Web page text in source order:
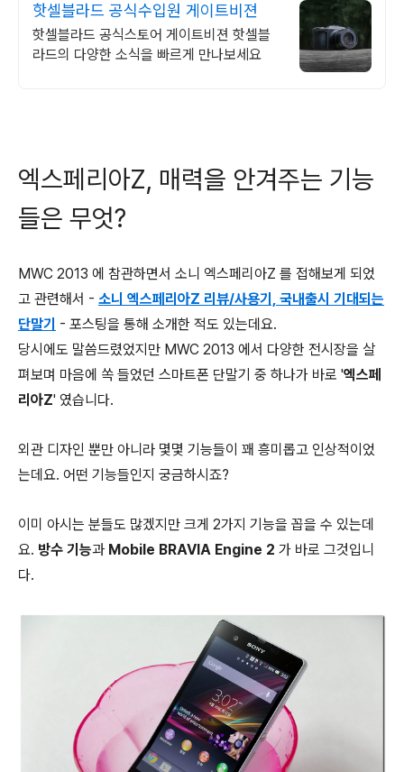
핫셀블라드 공식수입원 게이트비젼
핫셀블라드 공식스토어 게이트비젼 핫셀블
라드의 다양한 소식을 빠르게 만나보세요
엑스페리아Z, 매력을 안겨주는 기능
들은 무엇?
MWC 2013 에 참관하면서 소니 엑스페리아Z 를 접해보게 되었
고 관련해서 - 소니 엑스페리아Z 리뷰/사용기, 국내출시 기대되는
단말기 - 포스팅을 통해 소개한 적도 있는데요.
당시에도 말씀드렸었지만 MWC 2013 에서 다양한 전시장을 살
펴보며 마음에 쏙 들었던 스마트폰 단말기 중 하나가 바로 '엑스페
리아Z' 였습니다.
외관 디자인 뿐만 아니라 몇몇 기능들이 꽤 흥미롭고 인상적이었
는데요. 어떤 기능들인지 궁금하시죠?
이미 아시는 분들도 많겠지만 크게 2가지 기능을 꼽을 수 있는데
요. 방수 기능과 Mobile BRAVIA Engine 2 가 바로 그것입니
다.